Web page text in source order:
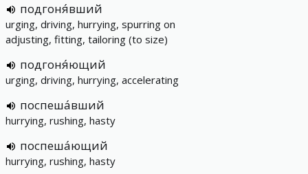
подгоня́вший
urging, driving, hurrying, spurring on
adjusting, fitting, tailoring (to size)
подгоня́ющий
urging, driving, hurrying, accelerating
поспеша́вший
hurrying, rushing, hasty
поспеша́ющий
hurrying, rushing, hasty